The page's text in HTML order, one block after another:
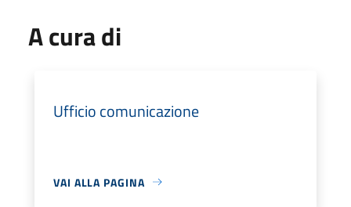
A cura di
Ufficio comunicazione
VAI ALLA PAGINA